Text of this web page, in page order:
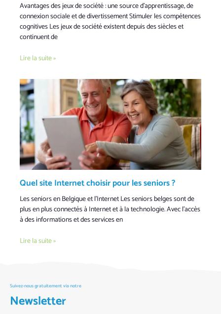
Avantages des jeux de société : une source d’apprentissage, de
connexion sociale et de divertissement Stimuler les compétences
cognitives Les jeux de société existent depuis des siècles et
continuent de
Lire la suite »
Quel site Internet choisir pour les seniors ?
Les seniors en Belgique et l’Internet Les seniors belges sont de
plus en plus connectés à Internet et à la technologie. Avec l’accès
à des informations et des services en
Lire la suite »
Suivez-nous gratuitement via notre
Newsletter